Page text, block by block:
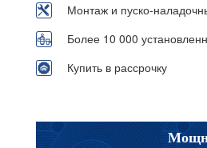
Монтаж и пуско-
Более 10 000
Купить в рассрочку